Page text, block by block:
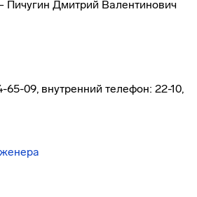
Пичугин Дмитрий Валентинович
65-09, внутренний телефон: 22-10,